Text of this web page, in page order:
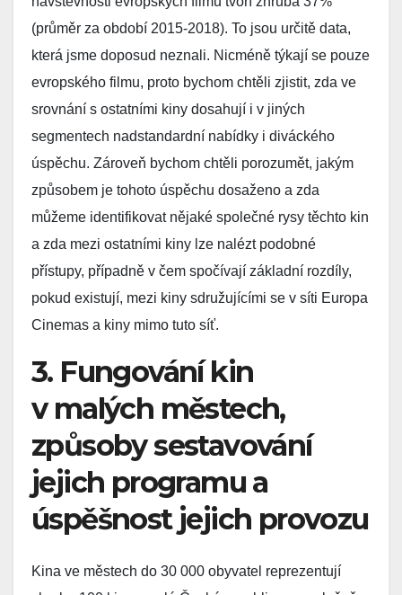
(průměr za období 2015-2018). To jsou určitě data,
která jsme doposud neznali. Nicméně týkají se pouze
evropského filmu, proto bychom chtěli zjistit, zda ve
srovnání s ostatními kiny dosahují i v jiných
segmentech nadstandardní nabídky i diváckého
úspěchu. Zároveň bychom chtěli porozumět, jakým
způsobem je tohoto úspěchu dosaženo a zda
můžeme identifikovat nějaké společné rysy těchto kin
a zda mezi ostatními kiny lze nalézt podobné
přístupy, případně v čem spočívají základní rozdíly,
pokud existují, mezi kiny sdružujícími se v síti Europa
Cinemas a kiny mimo tuto síť.
3. Fungování kin
v malých městech,
způsoby sestavování
jejich programu a
úspěšnost jejich provozu
Kina ve městech do 30 000 obyvatel reprezentují